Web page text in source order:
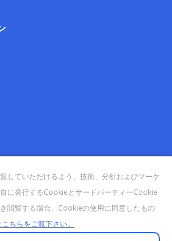
していただけるよう、技術、分析およびマーケ
に発行するCookieとサードパーティーCookie
閲覧する場合、Cookieの使用に同意したもの
ちらをご覧下さい。